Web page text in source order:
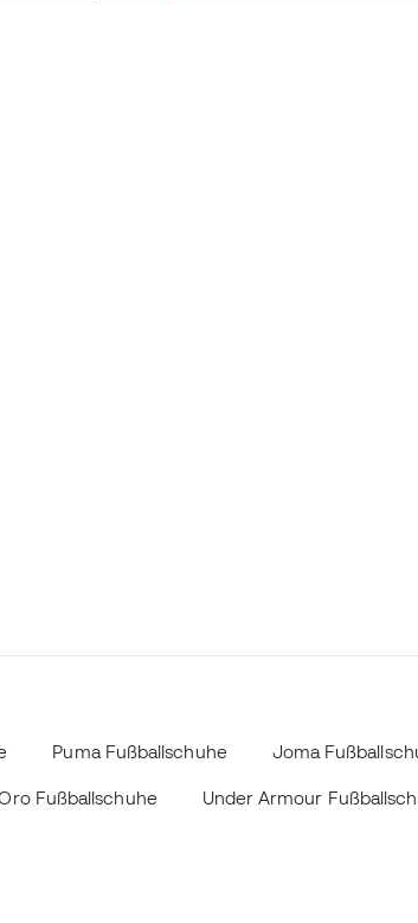
Puma Fußballschuhe Joma
Fußballschuhe Under Armour